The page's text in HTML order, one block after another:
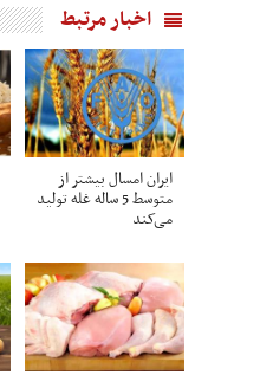
اخبار مرتبط
ایران امسال بیشتر از
متوسط 5 ساله غله تولید
می‌کند